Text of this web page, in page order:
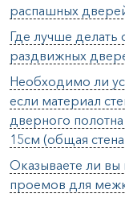
распашных
Где лучше делать
раздвижных
Необходимо ли
если материал
дверного
15см (общая
Оказываете ли вы
проемов для